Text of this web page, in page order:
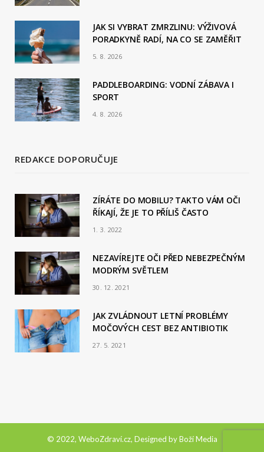
k
JAK SI VYBRAT ZMRZLINU: VÝŽIVOVÁ
PORADKYNĚ RADÍ, NA CO SE ZAMĚŘIT
5. 8. 2026
PADDLEBOARDING: VODNÍ ZÁBAVA I
SPORT
4. 8. 2026
REDAKCE DOPORUČUJE
ZÍRÁTE DO MOBILU? TAKTO VÁM OČI
ŘÍKAJÍ, ŽE JE TO PŘÍLIŠ ČASTO
1. 3. 2022
NEZAVÍREJTE OČI PŘED NEBEZPEČNÝM
MODRÝM SVĚTLEM
30. 12. 2021
JAK ZVLÁDNOUT LETNÍ PROBLÉMY
MOČOVÝCH CEST BEZ ANTIBIOTIK
27. 5. 2021
© 2022, WeboZdraví.cz, Designed byBoží Media